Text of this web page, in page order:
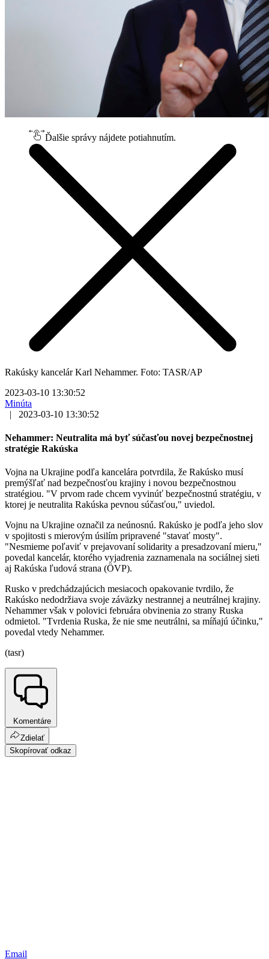
Ďalšie správy nájdete potiahnutím.
Rakúsky kancelár Karl Nehammer. Foto: TASR/AP
2023-03-10 13:30:52
Minúta
|
2023-03-10 13:30:52
Nehammer: Neutralita má byť súčasťou novej bezpečnostnej
stratégie Rakúska
Vojna na Ukrajine podľa kancelára potvrdila, že Rakúsko musí
premýšľať nad bezpečnosťou krajiny i novou bezpečnostnou
stratégiou. "V prvom rade chcem vyvinúť bezpečnostnú stratégiu, v
ktorej je neutralita Rakúska pevnou súčasťou," uviedol.
Vojnu na Ukrajine označil za neúnosnú. Rakúsko je podľa jeho slov
v spojitosti s mierovým úsilím pripravené "stavať mosty".
"Nesmieme poľaviť v prejavovaní solidarity a presadzovaní mieru,"
povedal kancelár, ktorého vyjadrenia zaznamenala na sociálnej sieti
aj Rakúska ľudová strana (ÖVP).
Rusko v predchádzajúcich mesiacoch opakovanie tvrdilo, že
Rakúsko nedodržiava svoje záväzky nestrannej a neutrálnej krajiny.
Nehammer však v polovici februára obvinenia zo strany Ruska
odmietol. "Tvrdenia Ruska, že nie sme neutrálni, sa míňajú účinku,"
povedal vtedy Nehammer.
(tasr)
Komentáre
Zdielať
Skopírovať odkaz
Email